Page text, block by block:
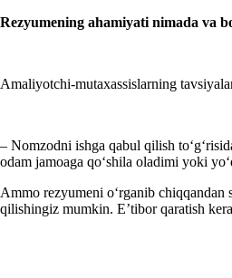
Rezyumening ahamiyati nimada va
Amaliyotchi-mutaхassislarning
– Nomzodni ishga qabul qilish
odam jamoaga qoʻshila oladimi yoki
Ammo rezyumeni oʻrganib
qilishingiz mumkin. E’tibor qaratish